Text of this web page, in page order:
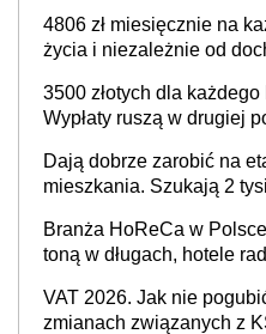
4806 zł miesięcznie na
życia i niezależnie od
spadku liczby urodzeń w
3500 złotych dla
Wypłaty ruszą w drugiej
Dają dobrze zarobić na
mieszkania. Szukają 2
Branża HoReCa w
toną w długach, hotele
VAT 2026. Jak nie
zmianach związanych z